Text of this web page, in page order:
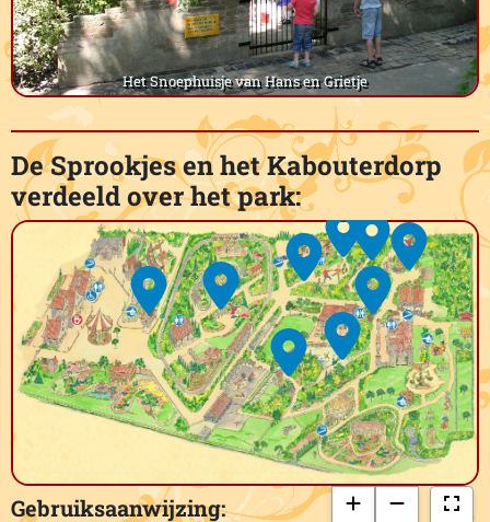
Het Snoephuisje van Hans en Grietje
De Sprookjes en het Kabouterdorp
verdeeld over het park:
Gebruiksaanwijzing: